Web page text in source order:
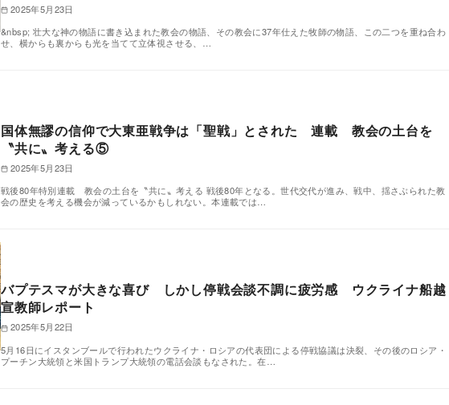
2025年5月23日
&nbsp; 壮大な神の物語に書き込まれた教会の物語、その教会に37年仕えた牧師の物語、この二つを重ね合わ
せ、横からも裏からも光を当てて立体視させる、…
国体無謬の信仰で大東亜戦争は「聖戦」とされた 連載 教会の土台を
〝共に〟考える⑤
2025年5月23日
戦後80年特別連載 教会の土台を〝共に〟考える 戦後80年となる。世代交代が進み、戦中、揺さぶられた教
会の歴史を考える機会が減っているかもしれない。本連載では…
バプテスマが大きな喜び しかし停戦会談不調に疲労感 ウクライナ船越
宣教師レポート
2025年5月22日
5月16日にイスタンブールで行われたウクライナ・ロシアの代表団による停戦協議は決裂、その後のロシア・
プーチン大統領と米国トランプ大統領の電話会談もなされた。在…